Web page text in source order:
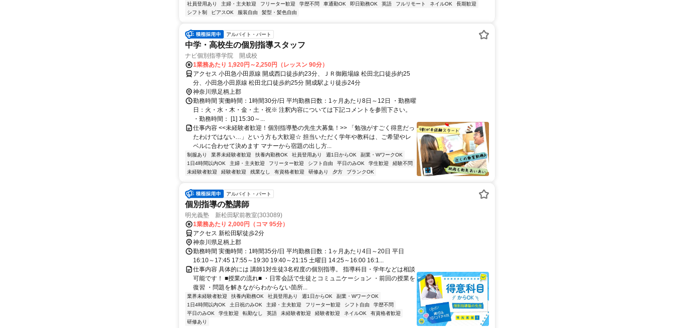
社員登用あり 主婦・主夫歓迎 フリーター歓迎 学歴不問 車通勤OK 即日勤務OK 英語 フルリモート ネイルOK
長期歓迎
シフト制
ピアスOK 服装自由 髪型・髪色自由
アルバイト・パート
中学・高校生の個別指導スタッフ
ナビ個別指導学院 開成校
1業務あたり 1,920円～2,250円（レッスン 90分）
アクセス 小田急小田原線 開成西口徒歩約23分、ＪＲ御殿場線 松田北口徒歩約25
分、小田急小田原線 松田北口徒歩約25分 開成駅より徒歩24分
神奈川県足柄上郡
勤務時間 実働時間：1時間30分/日 平均勤務日数：1ヶ月あたり8日～12日 ・勤務曜
日：火・水・木・金・土・祝※ 注釈内容については下記コメントを参照下さい。
・勤務時間： [1] 15:30～...
仕事内容 <<未経験者歓迎！個別指導塾の先生大募集！>> 「勉強がすごく得意だっ
たわけではない…」という方も大歓迎☆ 担当いただく学年や教科は、ご希望やレ
ベルに合わせて決めます マナーから宿題の出し方...
制服あり 業界未経験者歓迎 扶養内勤務OK 社員登用あり 週1日からOK
副業・WワークOK
1日4時間以内OK
主婦・主夫歓迎 フリーター歓迎 シフト自由 平日のみOK 学生歓迎
経験不問
未経験者歓迎
経験者歓迎 残業なし 有資格者歓迎 研修あり 夕方 ブランクOK
アルバイト・パート
個別指導の塾講師
明光義塾 新松田駅前教室(303089)
1業務あたり 2,000円（コマ 95分）
アクセス 新松田駅徒歩2分
神奈川県足柄上郡
勤務時間 実働時間：1時間35分/日 平均勤務日数：1ヶ月あたり4日～20日 平日
16:10～17:45 17:55～19:30 19:40～21:15 土曜日 14:25～16:00 16:1...
仕事内容 具体的には 講師1対生徒3名程度の個別指導。 指導科目・学年などは相談
可能です！ ■授業の流れ■ ・日常会話で生徒とコミュニケーション ・前回の授業を
復習 ・問題を解きながらわからない箇所...
業界未経験者歓迎 扶養内勤務OK 社員登用あり 週1日からOK
副業・WワークOK
1日4時間以内OK
土日祝のみOK 主婦・主夫歓迎 フリーター歓迎 シフト自由
学歴不問
平日のみOK
学生歓迎 転勤なし 英語 未経験者歓迎 経験者歓迎 ネイルOK
有資格者歓迎
研修あり